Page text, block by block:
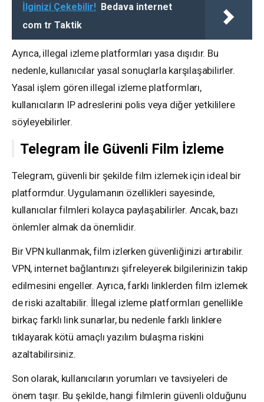
İlginizi Çekebilir! Bedava internet
com tr Taktik
Ayrıca, illegal izleme platformları yasa dışıdır. Bu
nedenle, kullanıcılar yasal sonuçlarla karşılaşabilirler.
Yasal işlem gören illegal izleme platformları,
kullanıcıların IP adreslerini polis veya diğer yetkililere
söyleyebilirler.
Telegram İle Güvenli Film İzleme
Telegram, güvenli bir şekilde film izlemek için ideal bir
platformdur. Uygulamanın özellikleri sayesinde,
kullanıcılar filmleri kolayca paylaşabilirler. Ancak, bazı
önlemler almak da önemlidir.
Bir VPN kullanmak, film izlerken güvenliğinizi artırabilir.
VPN, internet bağlantınızı şifreleyerek bilgilerinizin takip
edilmesini engeller. Ayrıca, farklı linklerden film izlemek
de riski azaltabilir. İllegal izleme platformları genellikle
birkaç farklı link sunarlar, bu nedenle farklı linklere
tıklayarak kötü amaçlı yazılım bulaşma riskini
azaltabilirsiniz.
Son olarak, kullanıcıların yorumları ve tavsiyeleri de
önem taşır. Bu şekilde, hangi filmlerin güvenli olduğunu